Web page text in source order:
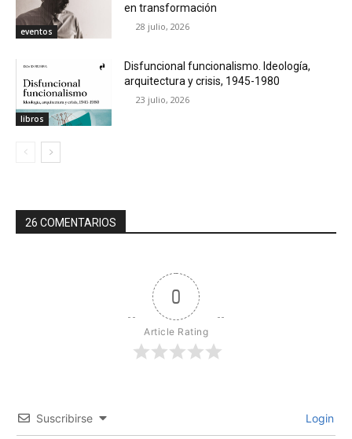
eventos
en transformación
28 julio, 2026
libros
Disfuncional funcionalismo. Ideología,
arquitectura y crisis, 1945-1980
23 julio, 2026
26 COMENTARIOS
0
Article Rating
Suscribirse Login